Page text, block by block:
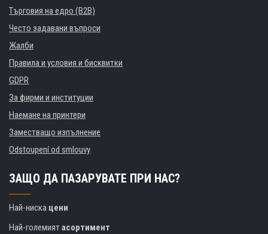
Търговия на едро (B2B)
Често задавани въпроси
Жалби
Правила и условия и бисквитки
GDPR
За фирми и институции
Наемане на принтери
Заместващо изпълнение
Odstoupení od smlouvy
ЗАЩО ДА ПАЗАРУВАТЕ ПРИ НАС?
Най-ниска цени
Най-големиятасортимент